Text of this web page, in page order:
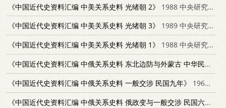
《中国近代史资料汇编 中美关系史料 光绪朝 2》
1988 中央研究院近代史研究所
《中国近代史资料汇编 中美关系史料 光绪朝 3》
1989 中央研究院近代史研究所
《中国近代史资料汇编 中美关系史料 光绪朝 1》
1988 中央研究院近代史研究所
《中国近代史资料汇编 中俄关系史料 东北边防与外蒙古 中华民国十年》
《中国近代史资料汇编 中俄关系史料 一般交涉 民国九年》
1968 中央研究院近代史研究所
《中国近代史资料汇编 中俄关系史料 俄政变与一般交涉 民国六年至八年》